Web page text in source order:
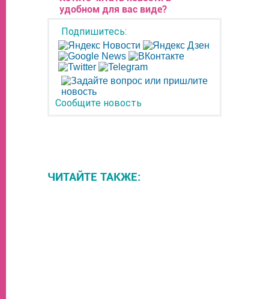
удобном для вас виде?
Подпишитесь:
Сообщите новость
ЧИТАЙТЕ ТАКЖЕ: